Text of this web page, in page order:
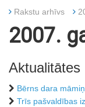
Rakstu arhīvs
2007.
Aktualitātes
Bērns dara
Trīs pašvaldības